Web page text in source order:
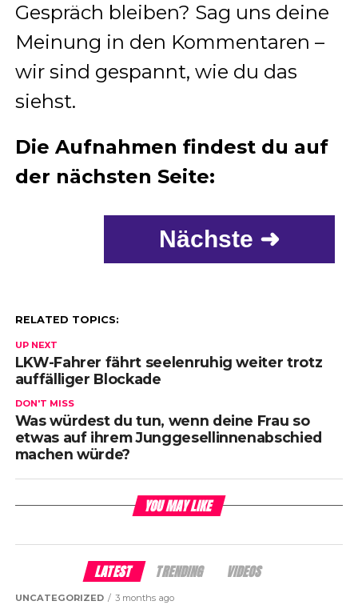
Gespräch bleiben? Sag uns deine
Meinung in den Kommentaren –
wir sind gespannt, wie du das
siehst.
Die Aufnahmen findest du auf
der nächsten Seite:
Nächste ➜
RELATED TOPICS:
UP NEXT
LKW-Fahrer fährt seelenruhig weiter trotz
auffälliger Blockade
DON'T MISS
Was würdest du tun, wenn deine Frau so
etwas auf ihrem Junggesellinnenabschied
machen würde?
YOU MAY LIKE
LATEST TRENDING VIDEOS
UNCATEGORIZED 3 months ago